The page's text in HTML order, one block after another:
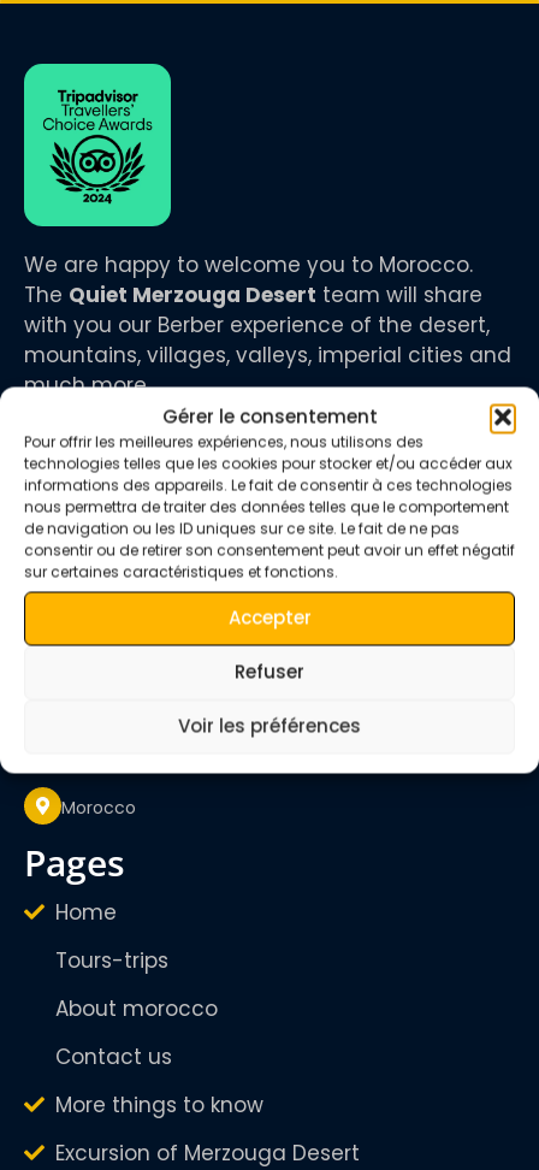
Gérer le consentement
Pour offrir les meilleures expériences, nous utilisons des
technologies telles que les cookies pour stocker et/ou accéder aux
informations des appareils. Le fait de consentir à ces technologies
nous permettra de traiter des données telles que le comportement
de navigation ou les ID uniques sur ce site. Le fait de ne pas
consentir ou de retirer son consentement peut avoir un effet négatif
sur certaines caractéristiques et fonctions.
Accepter
Refuser
Voir les préférences
We are happy to welcome you to Morocco.
The Quiet Merzouga Desert team will share
with you our Berber experience of the desert,
mountains, villages, valleys, imperial cities and
much more.
infos
+212 673 680 712
quietmerzouga1@gmail.com
24/24H
Morocco
pages
Home
Tours-trips
About morocco
Contact us
More things to know
Excursion of Merzouga Desert